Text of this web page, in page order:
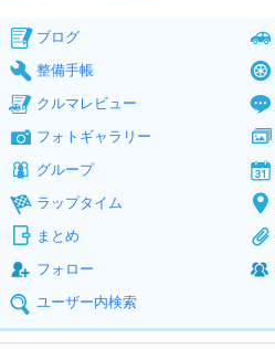
ブログ
整備手帳
クルマレビュー
フォトギャラリー
グループ
ラップタイム
まとめ
フォロー
ユーザー内検索